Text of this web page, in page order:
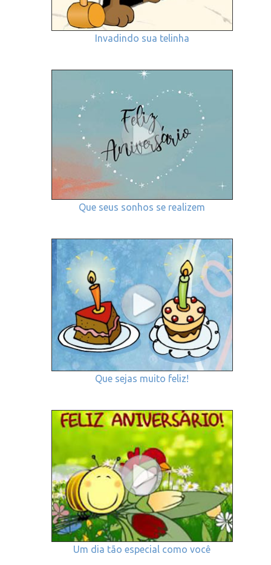
Invadindo sua telinha
Que seus sonhos se realizem
Que sejas muito feliz!
Um dia tão especial como você